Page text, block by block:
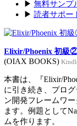
▶ 無料サンプ
▶ 読者サポー
Elixir/Phoenix 初級
(OIAX BOOKS)
本書は、『Elixir/
に引き続き、プロ
ン開発フレームワ
ます。例題として
ムを作ります。